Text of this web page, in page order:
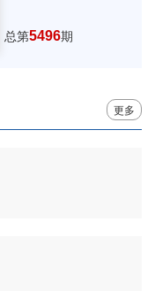
总第5496期
更多